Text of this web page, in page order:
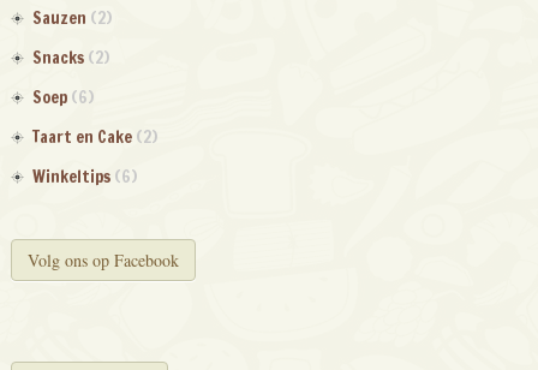
Sauzen (2)
Snacks(2)
Soep(6)
Taart en Cake(2)
Winkeltips(6)
Volg ons op Facebook